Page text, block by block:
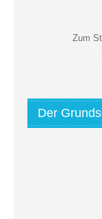
Zum
Der